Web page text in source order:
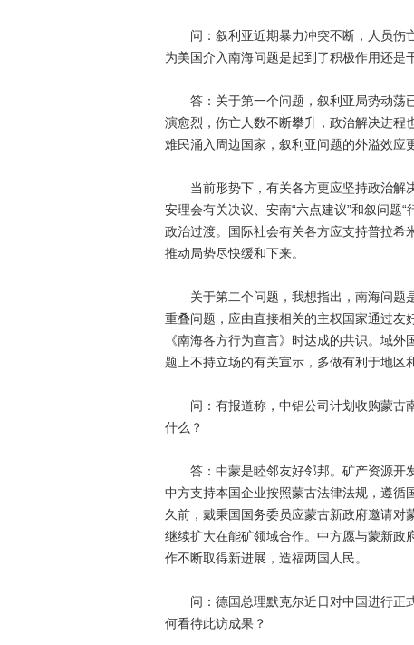
问：叙利亚近期暴力冲突不断，人员伤
为美国介入南海问题是起到了积极作用还是
答：关于第一个问题，叙利亚局势动荡
演愈烈，伤亡人数不断攀升，政治解决进程
难民涌入周边国家，叙利亚问题的外溢效应
当前形势下，有关各方更应坚持政治解
安理会有关决议、安南“六点建议”和叙问题
政治过渡。国际社会有关各方应支持普拉希
推动局势尽快缓和下来。
关于第二个问题，我想指出，南海问题
重叠问题，应由直接相关的主权国家通过
《南海各方行为宣言》时达成的共识。域
题上不持立场的有关宣示，多做有利于地区
问：有报道称，中铝公司计划收购蒙古
什么？
答：中蒙是睦邻友好邻邦。矿产资源开发
中方支持本国企业按照蒙古法律法规，遵循
久前，戴秉国国务委员应蒙古新政府邀请对
继续扩大在能矿领域合作。中方愿与蒙新政
作不断取得新进展，造福两国人民。
问：德国总理默克尔近日对中国进行正
何看待此访成果？